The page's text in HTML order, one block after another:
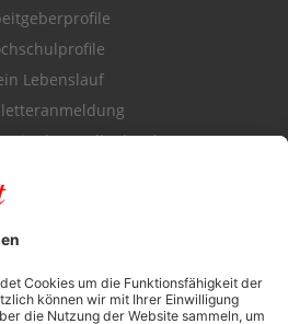
Lebenslauf
Sie den Stellenkatalog
ARBEITGEBER
Anzeigen-AGB
Daten